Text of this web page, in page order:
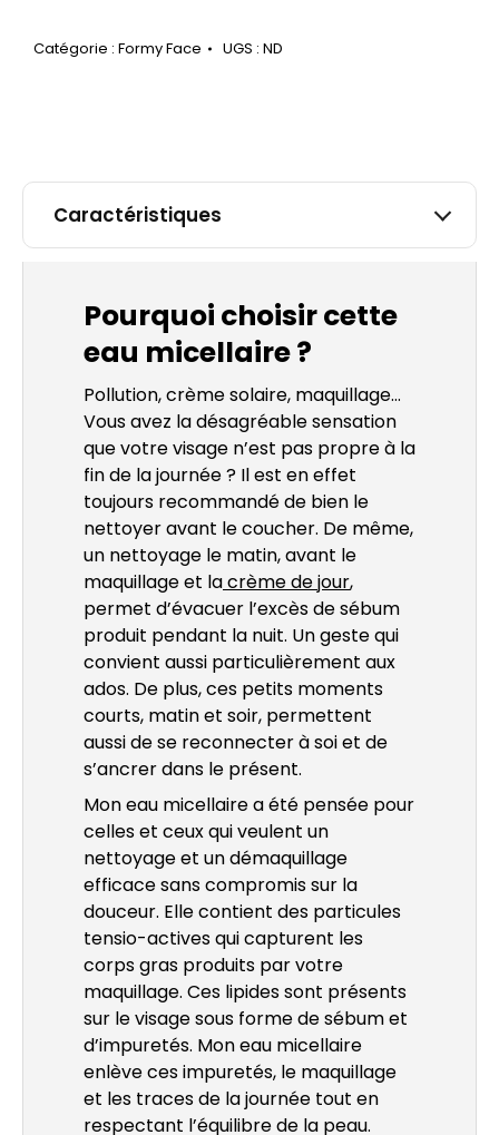
Catégorie : Formy Face UGS : ND
Caractéristiques
Pourquoi choisir cette
eau micellaire ?
Pollution, crème solaire, maquillage…
Vous avez la désagréable sensation
que votre visage n’est pas propre à la
fin de la journée ? Il est en effet
toujours recommandé de bien le
nettoyer avant le coucher. De même,
un nettoyage le matin, avant le
maquillage et lacrème de jour,
permet d’évacuer l’excès de sébum
produit pendant la nuit. Un geste qui
convient aussi particulièrement aux
ados. De plus, ces petits moments
courts, matin et soir, permettent
aussi de se reconnecter à soi et de
s’ancrer dans le présent.
Mon eau micellaire a été pensée pour
celles et ceux qui veulent un
nettoyage et un démaquillage
efficace sans compromis sur la
douceur. Elle contient des particules
tensio-actives qui capturent les
corps gras produits par votre
maquillage. Ces lipides sont présents
sur le visage sous forme de sébum et
d’impuretés. Mon eau micellaire
enlève ces impuretés, le maquillage
et les traces de la journée tout en
respectant l’équilibre de la peau.